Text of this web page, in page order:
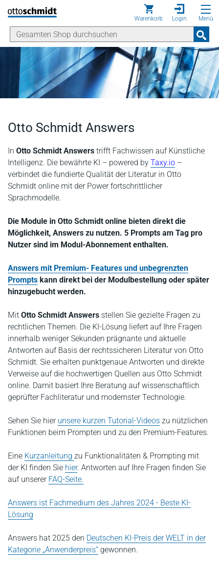
Direkt zum Inhalt
Warenkorb Login Menü
Otto Schmidt Answers
In Otto Schmidt Answers trifft Fachwissen auf Künstliche
Intelligenz. Die bewährte KI – powered by Taxy.io –
verbindet die fundierte Qualität der Literatur in Otto
Schmidt online mit der Power fortschrittlicher
Sprachmodelle.
Die Module in Otto Schmidt online bieten direkt die
Möglichkeit, Answers zu nutzen. 5 Prompts am Tag pro
Nutzer sind im Modul-Abonnement enthalten.
Answers mit Premium- Features und unbegrenzten
Prompts kann direkt bei der Modulbestellung oder später
hinzugebucht werden.
Mit Otto Schmidt Answers stellen Sie gezielte Fragen zu
rechtlichen Themen. Die KI-Lösung liefert auf Ihre Fragen
innerhalb weniger Sekunden prägnante und aktuelle
Antworten auf Basis der rechtssicheren Literatur von Otto
Schmidt. Sie erhalten punktgenaue Antworten und direkte
Verweise auf die hochwertigen Quellen aus Otto Schmidt
online. Damit basiert Ihre Beratung auf wissenschaftlich
geprüfter Fachliteratur und modernster Technologie.
Sehen Sie hier unsere kurzen Tutorial-Videos zu nützlichen
Funktionen beim Prompten und zu den Premium-Features.
Eine Kurzanleitung zu Funktionalitäten & Prompting mit
der KI finden Sie hier. Antworten auf Ihre Fragen finden Sie
auf unserer FAQ-Seite.
Answers ist Fachmedium des Jahres 2024 - Beste KI-
Lösung
Answers hat 2025 den Deutschen KI-Preis der WELT in der
Kategorie „Anwenderpreis“ gewonnen.